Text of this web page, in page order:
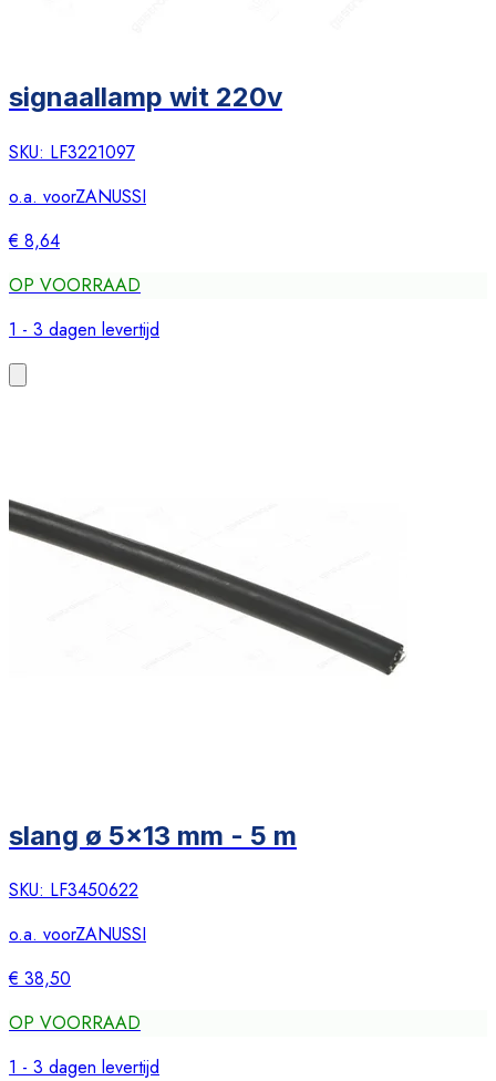
signaallamp wit 220v
SKU: LF3221097
o.a. voorZANUSSI
€ 8,64
OP VOORRAAD
1 - 3 dagen levertijd
slang ø 5x13 mm - 5 m
SKU: LF3450622
o.a. voorZANUSSI
€ 38,50
OP VOORRAAD
1 - 3 dagen levertijd